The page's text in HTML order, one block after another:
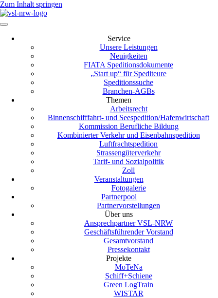
Zum Inhalt springen
Service
Unsere Leistungen
Neuigkeiten
FIATA Speditionsdokumente
„Start up“ für Spediteure
Speditionssuche
Branchen-AGBs
Themen
Arbeitsrecht
Binnenschifffahrt- und Seespedition/Hafenwirtschaft
Kommission Berufliche Bildung
Kombinierter Verkehr und Eisenbahnspedition
Luftfrachtspedition
Strassengüterverkehr
Tarif- und Sozialpolitik
Zoll
Veranstaltungen
Fotogalerie
Partnerpool
Partnervorstellungen
Über uns
Ansprechpartner VSL-NRW
Geschäftsführender Vorstand
Gesamtvorstand
Pressekontakt
Projekte
MoTeNa
Schiff+Schiene
Green LogTrain
WISTAR